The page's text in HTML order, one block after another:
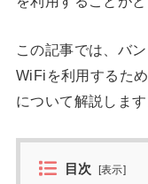
この記事では、バ
WiFiを利用するた
について解説します
目次 [表示]